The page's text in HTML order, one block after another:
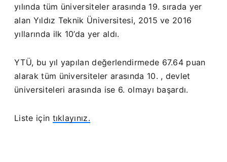
yılında tüm üniversiteler arasında 19. sırada yer
alan Yıldız Teknik Üniversitesi, 2015 ve 2016
yıllarında ilk 10’da yer aldı.
YTÜ, bu yıl yapılan değerlendirmede 67.64 puan
alarak tüm üniversiteler arasında 10. , devlet
üniversiteleri arasında ise 6. olmayı başardı.
Liste için tıklayınız.